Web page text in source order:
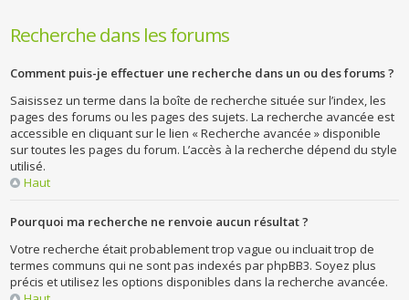
Recherche dans les forums
Comment puis-je effectuer une recherche dans un ou des forums ?
Saisissez un terme dans la boîte de recherche située sur l’index, les
pages des forums ou les pages des sujets. La recherche avancée est
accessible en cliquant sur le lien « Recherche avancée » disponible
sur toutes les pages du forum. L’accès à la recherche dépend du style
utilisé.
Haut
Pourquoi ma recherche ne renvoie aucun résultat ?
Votre recherche était probablement trop vague ou incluait trop de
termes communs qui ne sont pas indexés par phpBB3. Soyez plus
précis et utilisez les options disponibles dans la recherche avancée.